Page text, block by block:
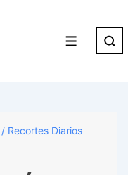
Menu
Recortes Diarios